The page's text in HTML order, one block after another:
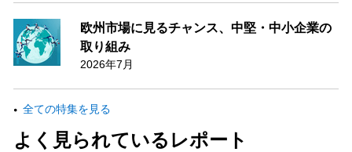
欧州市場に見るチャンス、中堅・中小企業の
取り組み
2026年7月
全ての特集を見る
よく見られているレポート